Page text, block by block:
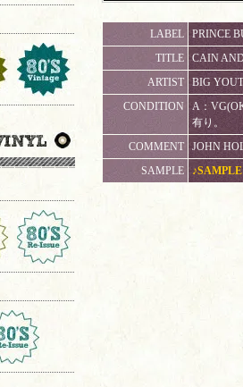
LABEL
PRINCE
TITLE
CAIN
ARTIST
BIG
CONDITION
A：
有り。
COMMENT
JOHN
SAMPLE
♪SAMPLE